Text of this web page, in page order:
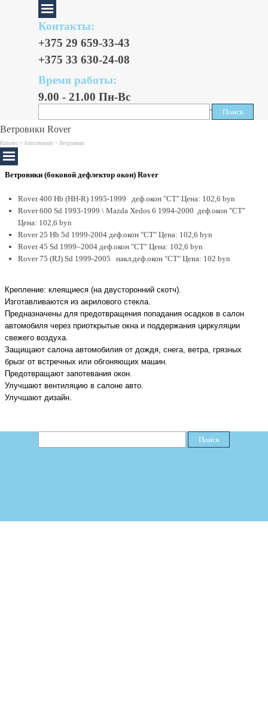
Контакты:
+375 29 659-33-43
+375 33 630-24-08
Время работы:
9.00 - 21.00 Пн-Вс
Поиск
Поиск
Ветровики Rover
Каталог > Автотюнинг > Ветровики
Ветровики (боковой дефлектор окон) Rover
Rover 400 Hb (HH-R) 1995-1999 деф.окон "CT" Цена: 102,6 byn
Rover 600 Sd 1993-1999 \ Mazda Xedos 6 1994-2000 деф.окон "CT"
Цена: 102,6 byn
Rover 25 Hb 5d 1999-2004 деф.окон "CT" Цена: 102,6 byn
Rover 45 Sd 1999–2004 деф.окон "CT" Цена: 102,6 byn
Rover 75 (RJ) Sd 1999-2005 накл.деф.окон "CT" Цена: 102 byn
Крепление: клеящиеся (на двусторонний скотч).
Изготавливаются из акрилового стекла.
Предназначены для предотвращения попадания осадков в салон
автомобиля через приоткрытые окна и поддержания циркуляции
свежего воздуха.
Защищают салона автомобилия от дождя, снега, ветра, грязных
брызг от встречных или обгоняющих машин.
Предотвращают запотевания окон.
Улучшают вентиляцию в салоне авто.
Улучшают дизайн.
Поиск